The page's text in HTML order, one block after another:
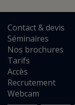
Contact&devis
Séminaires
Nos brochures
Tarifs
Accès
Recrutement
Webcam